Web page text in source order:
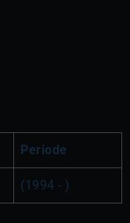
Periode
(1994 - )